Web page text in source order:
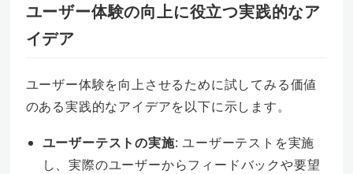
ユーザー体験の向上に役立つ実践的なア
イデア
ユーザー体験を向上させるために試してみる価値
のある実践的なアイデアを以下に示します。
ユーザーテストの実施: ユーザーテストを実施
し、実際のユーザーからフィードバックや要望